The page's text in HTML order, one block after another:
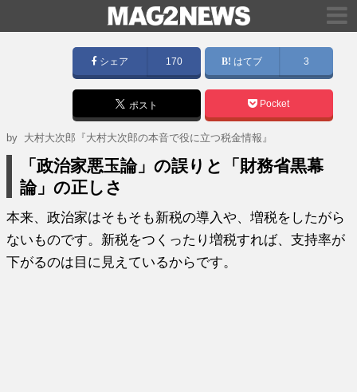
シェア 170 はてブ 3
ポスト Pocket
by 大村大次郎『大村大次郎の本音で役に立つ税金情報』
「政治家悪玉論」の誤りと「財務省黒幕
論」の正しさ
本来、政治家はそもそも新税の導入や、増税をしたがら
ないものです。新税をつくったり増税すれば、支持率が
下がるのは目に見えているからです。